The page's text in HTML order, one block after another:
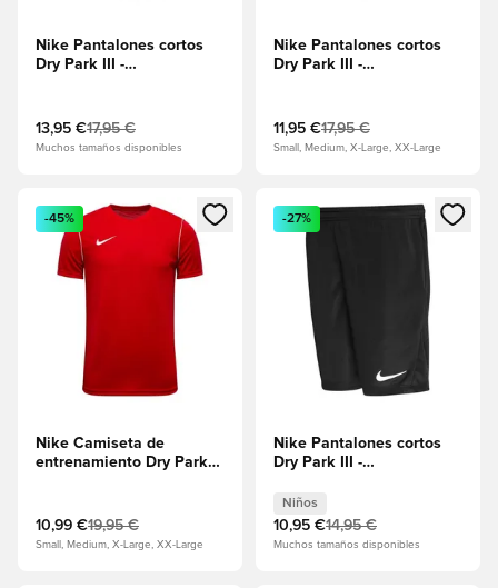
Nike Pantalones cortos
Dry Park III -
13,95 €17,95 €
Muchos tamaños disponibles
Nike Pantalones cortos
Dry Park III -
11,95 €17,95 €
Small, Medium, X-Large, XX-Large
Abre un modal para iniciar sesión o registrarse como
-45%
Nike Camiseta de
entrenamiento Dry Park
10,99 €19,95 €
Small, Medium, X-Large, XX-Large
Abre un modal para iniciar
-27%
Nike Pantalones cortos
Dry Park III -
Niños
10,95 €14,95 €
Muchos tamaños disponibles